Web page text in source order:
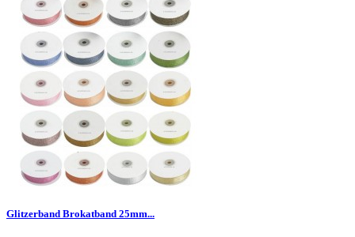
Glitzerband Brokatband 25mm...